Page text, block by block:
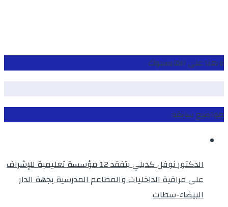
تابعنا على الفايسبوك
مواضيع سابقة
الدكتور نوفل كديلي يتفقد 12 مؤسسة تعليمية للإشراف
على مراقبة الداخليات والمطاعم المدرسية بجهة الدار
البيضاء-سطات